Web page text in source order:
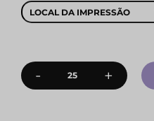
LOCAL DA IMPRESSÃO
- +